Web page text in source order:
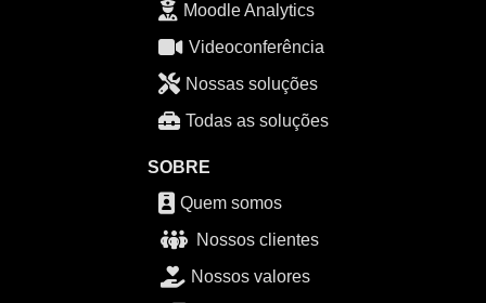
Moodle Analytics
Videoconferência
Nossas soluções
Todas as soluções
SOBRE
Quem somos
Nossos clientes
Nossos valores